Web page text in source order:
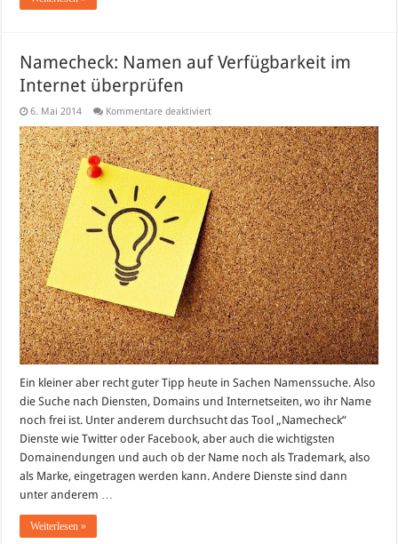
Namecheck: Namen auf Verfügbarkeit im
Internet überprüfen
6. Mai 2014 Kommentare deaktiviertfür
Namen
auf
Verfügbarkeit
im
Internet
überprüfen
Ein kleiner aber recht guter Tipp heute in Sachen Namenssuche. Also
die Suche nach Diensten, Domains und Internetseiten, wo ihr Name
noch frei ist. Unter anderem durchsucht das Tool „Namecheck“
Dienste wie Twitter oder Facebook, aber auch die wichtigsten
Domainendungen und auch ob der Name noch als Trademark, also
als Marke, eingetragen werden kann. Andere Dienste sind dann
unter anderem …
Weiterlesen »